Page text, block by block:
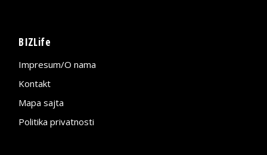
BIZLife
Impresum/O nama
Kontakt
Mapa sajta
Politika privatnosti